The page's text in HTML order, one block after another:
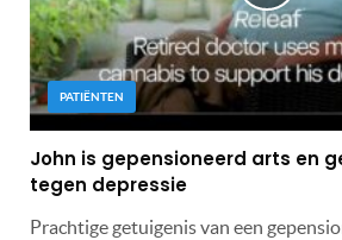
PATIËNTEN
John is gepensioneerd arts en
tegen depressie
Prachtige getuigenis van een